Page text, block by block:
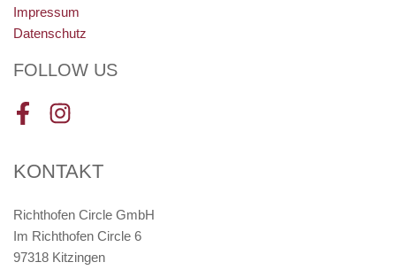
Impressum
Datenschutz
FOLLOW US
FacebookInstagram
KONTAKT
Richthofen Circle GmbH
Im Richthofen Circle 6
97318 Kitzingen